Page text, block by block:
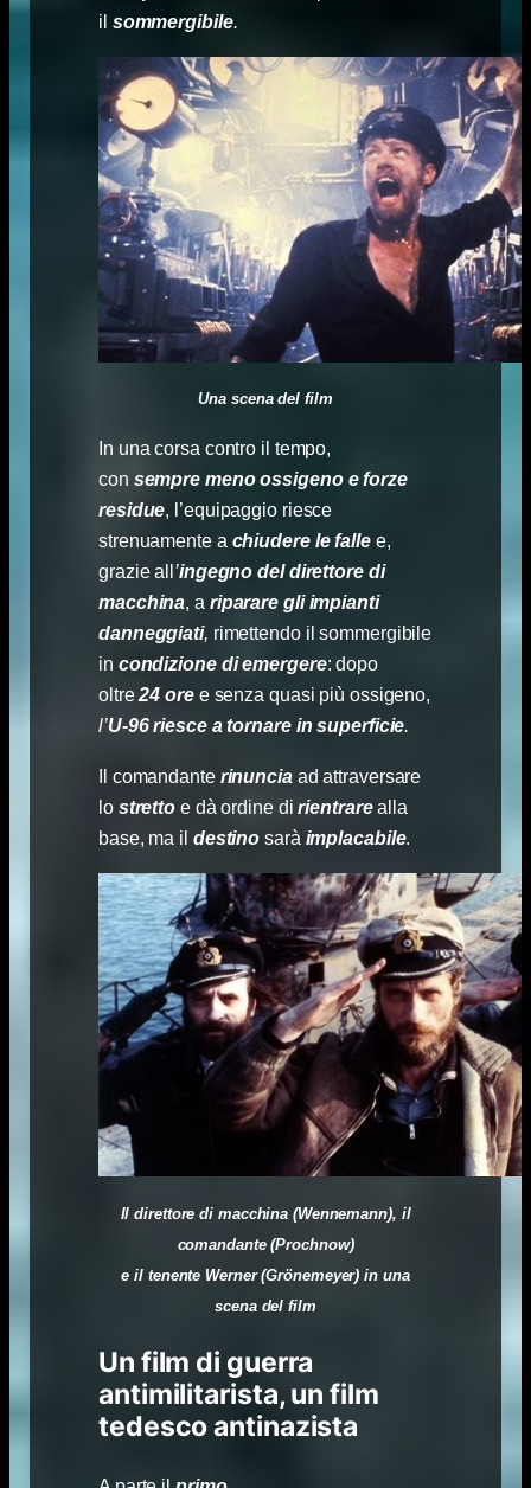
il sommergibile.
Una scena del film
In una corsa contro il tempo,
con sempre meno ossigeno e forze
residue, l’equipaggio riesce
strenuamente a chiudere le falle e,
grazie all ’ingegno del direttore di
macchina, a riparare gli impianti
danneggiati, rimettendo il sommergibile
in condizione di emergere: dopo
oltre 24 oree senza quasi più ossigeno,
l’U-96 riesce a tornare in superficie.
Il comandante rinunciaad attraversare
lo stretto e dà ordine dirientrare alla
base, ma il destino sarà implacabile.
Il direttore di macchina (Wennemann), il
comandante (Prochnow)
e il tenente Werner (Grönemeyer) in una
scena del film
Un film di guerra
antimilitarista, un film
tedesco antinazista